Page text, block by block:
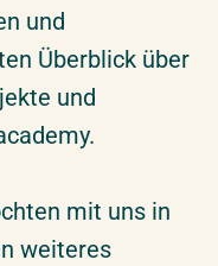
und
Überblick über
und
mit uns in
weiteres